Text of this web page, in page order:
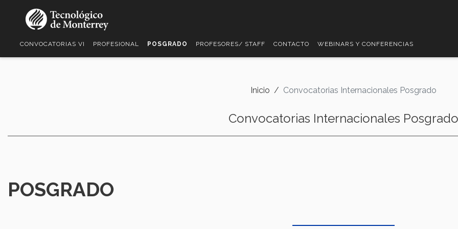
contenido
principalCONVOCATORIAS VI PROFESIONAL POSGRADO PROFESORES/ STAFF CONTACTO WEBINARS Y CONFERENCIAS
Inicio Convocatorias Internacionales Posgrado
Convocatorias Internacionales Posgrado
POSGRADO